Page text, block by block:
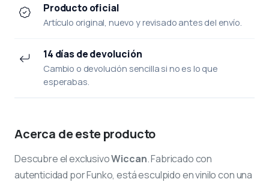
Producto oficial
Artículo original, nuevo y revisado antes del envío.
14 días de devolución
Cambio o devolución sencilla si no es lo que
esperabas.
Acerca de este producto
Descubre el exclusivoWiccan. Fabricado con
autenticidad por Funko, está esculpido en vinilo con una